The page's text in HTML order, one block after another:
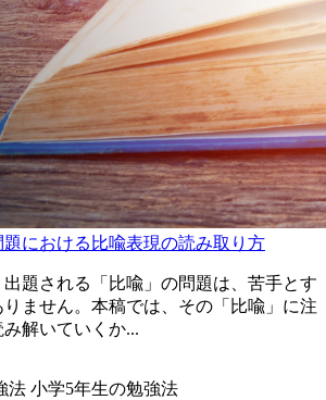
題における比喩表現の読み取り方
題される「比喩」の問題は、苦手とす
ません。本稿では、その「比喩」に注
解いていくか...
法 小学5年生の勉強法